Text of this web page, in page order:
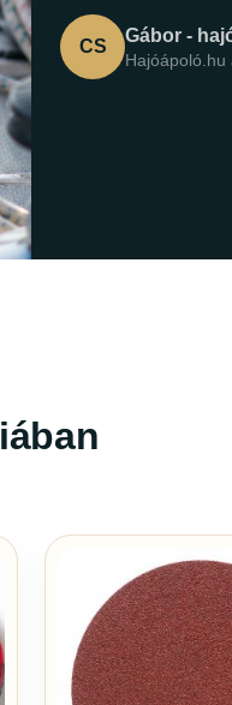
CS
Gábor -